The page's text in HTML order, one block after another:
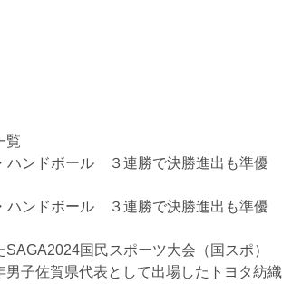
覧
ハンドボール ３連勝で決勝進出も準優
ハンドボール ３連勝で決勝進出も準優
SAGA2024国民スポーツ大会（国スポ）
男子佐賀県代表として出場したトヨタ紡織